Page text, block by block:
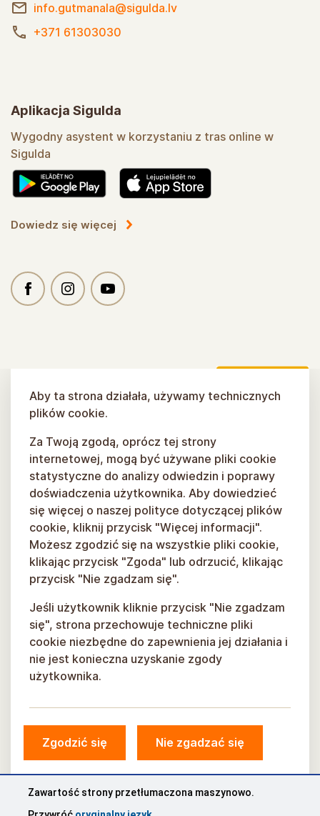
info.gutmanala@sigulda.lv
+371 61303030
Aplikacja Sigulda
Wygodny asystent w korzystaniu z tras online w
Sigulda
Dowiedz się więcej
© Gmina Sigulda, 2026.
Opracowany przez COSMODROME
Aby ta strona działała, używamy technicznych
plików cookie.
Za Twoją zgodą, oprócz tej strony
internetowej, mogą być używane pliki cookie
statystyczne do analizy odwiedzin i poprawy
doświadczenia użytkownika. Aby dowiedzieć
się więcej o naszej polityce dotyczącej plików
cookie, kliknij przycisk "Więcej informacji".
Możesz zgodzić się na wszystkie pliki cookie,
klikając przycisk "Zgoda" lub odrzucić, klikając
przycisk "Nie zgadzam się".
Jeśli użytkownik kliknie przycisk "Nie zgadzam
się", strona przechowuje techniczne pliki
cookie niezbędne do zapewnienia jej działania i
nie jest konieczna uzyskanie zgody
użytkownika.
Zgodzić się Nie zgadzać się
Zawartość strony przetłumaczona maszynowo.